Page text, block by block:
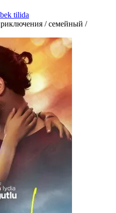
tilida
/ семейный /